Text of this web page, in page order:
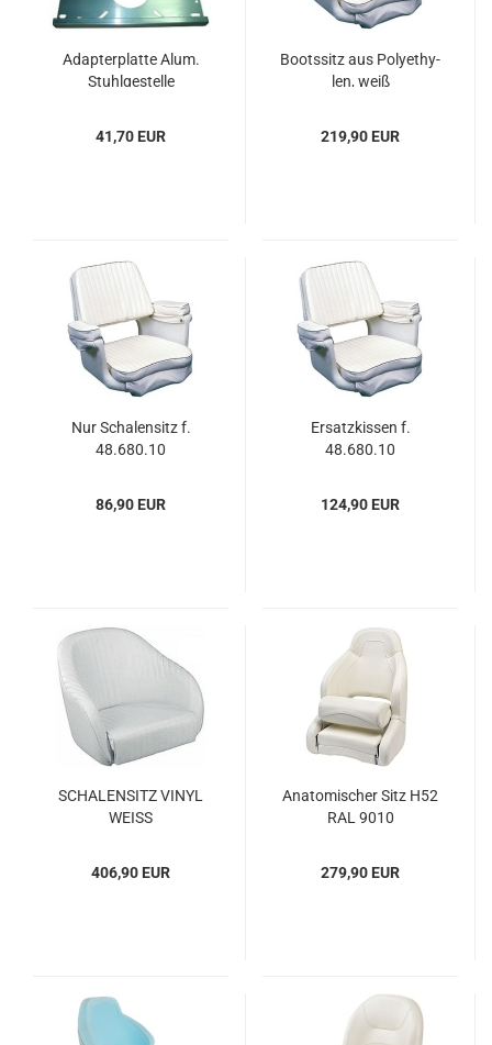
Ad­ap­ter­plat­te Alum.
Stuhl­ge­stel­le
41,70 EUR
Boots­sitz aus Po­ly­ethy­
len, weiß
219,90 EUR
Nur Scha­len­sitz f.
48.680.10
86,90 EUR
Er­satz­kis­sen f.
48.680.10
124,90 EUR
SCHA­LEN­SITZ VINYL
WEISS
406,90 EUR
Ana­to­mi­scher Sitz H52
RAL 9010
279,90 EUR